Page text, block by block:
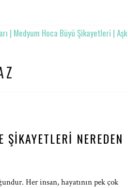
NEREDEN
Her insan, hayatının pek çok